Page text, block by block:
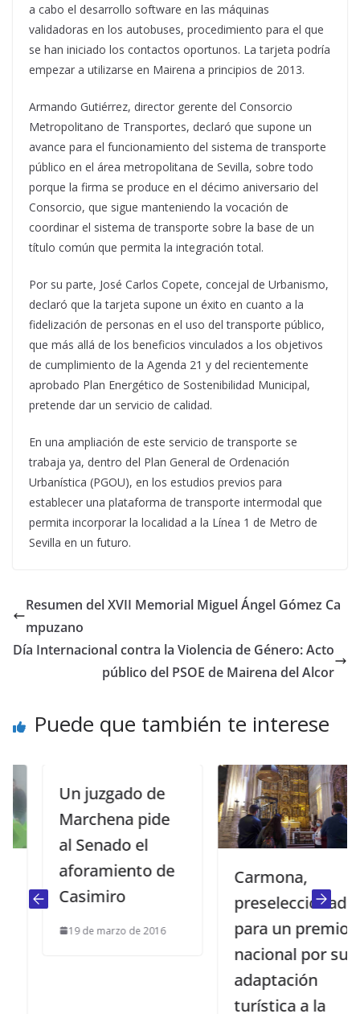
a cabo el desarrollo software en las máquinas
validadoras en los autobuses, procedimiento para el que
se han iniciado los contactos oportunos. La tarjeta podría
empezar a utilizarse en Mairena a principios de 2013.
Armando Gutiérrez, director gerente del Consorcio
Metropolitano de Transportes, declaró que supone un
avance para el funcionamiento del sistema de transporte
público en el área metropolitana de Sevilla, sobre todo
porque la firma se produce en el décimo aniversario del
Consorcio, que sigue manteniendo la vocación de
coordinar el sistema de transporte sobre la base de un
título común que permita la integración total.
Por su parte, José Carlos Copete, concejal de Urbanismo,
declaró que la tarjeta supone un éxito en cuanto a la
fidelización de personas en el uso del transporte público,
que más allá de los beneficios vinculados a los objetivos
de cumplimiento de la Agenda 21 y del recientemente
aprobado Plan Energético de Sostenibilidad Municipal,
pretende dar un servicio de calidad.
En una ampliación de este servicio de transporte se
trabaja ya, dentro del Plan General de Ordenación
Urbanística (PGOU), en los estudios previos para
establecer una plataforma de transporte intermodal que
permita incorporar la localidad a la Línea 1 de Metro de
Sevilla en un futuro.
Resumen del XVII Memorial Miguel Ángel Gómez Ca
mpuzano
Día Internacional contra la Violencia de Género: Acto
público del PSOE de Mairena del Alcor
Puede que también te interese
Un juzgado de
Marchena pide
al Senado el
aforamiento de
Casimiro
19 de marzo de 2016
Carmona,
preseleccionada
para un premio
nacional por su
adaptación
turística a la